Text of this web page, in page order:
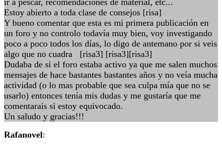
ir a pescar, recomendaciones de material, etc...
Estoy abierto a toda clase de consejos [risa]
Y bueno comentar que esta es mi primera publicación en
un foro y no controlo todavía muy bien, voy investigando
poco a poco todos los días, lo digo de antemano por si veis
algo que no cuadra [risa3] [risa3][risa3]
Dudaba de si el foro estaba activo ya que me salen muchos
mensajes de hace bastantes bastantes años y no veía mucha
actividad (o lo mas probable que sea culpa mía que no se
usarlo) entonces tenía mis dudas y me gustaría que me
comentarais si estoy equivocado.
Un saludo y gracias!!!
Rafanovel: